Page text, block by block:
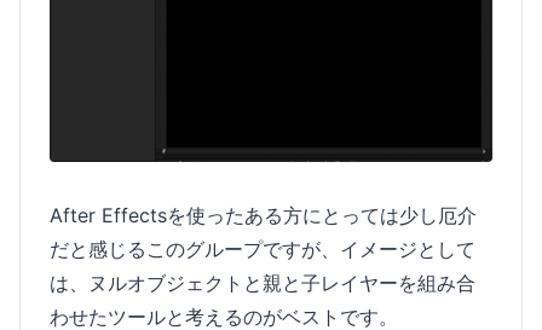
After Effectsを使ったある方にとっては少し厄介
だと感じるこのグループですが、イメージとして
は、ヌルオブジェクトと親と子レイヤーを組み合
わせたツールと考えるのがベストです。